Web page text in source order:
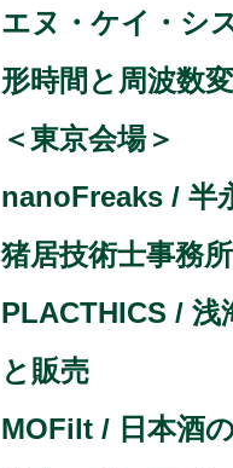
エヌ・ケイ・シ
形時間と周波数
＜東京会場＞
nanoFreaks / 半
猪居技術士事務
PLACTHICS / 浅
と販売
MOFilt / 日本酒